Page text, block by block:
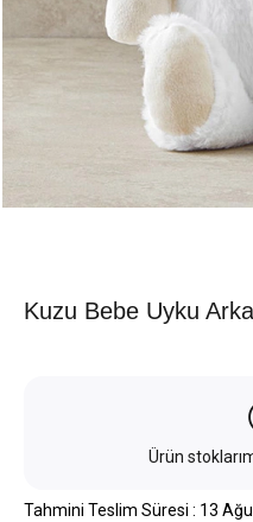
Kuzu Bebe Uyku
Ürün
Tahmini Teslim Süresi : 13